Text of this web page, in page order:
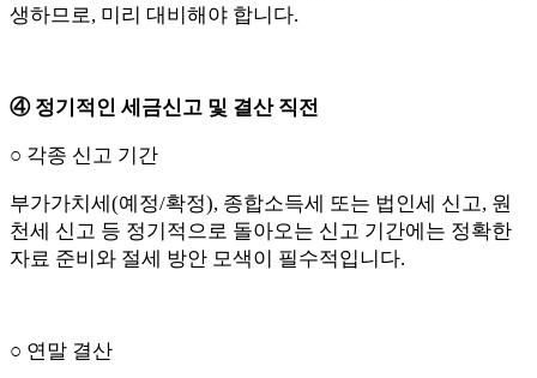
생하므로, 미리 대비해야 합니다.
④ 정기적인 세금신고 및 결산 직전
○ 각종 신고 기간
부가가치세(예정/확정), 종합소득세 또는 법인세 신고, 원
천세 신고 등 정기적으로 돌아오는 신고 기간에는 정확한
자료 준비와 절세 방안 모색이 필수적입니다.
○ 연말 결산